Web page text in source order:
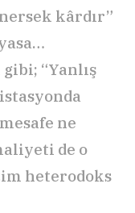
kârdır”
“Yanlış
ne
de o
heterodoks